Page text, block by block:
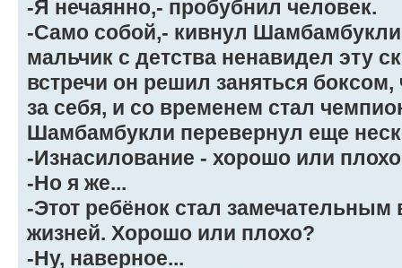
-Я нечаянно,- пробубнил человек.
-Само собой,- кивнул
мальчик с детства ненавидел эту
встречи он решил заняться
за себя, и со временем стал
Шамбамбукли перевернул еще
-Изнасилование - хорошо или
-Но я же...
-Этот ребёнок стал замечательным
жизней. Хорошо или плохо?
-Ну, наверное...